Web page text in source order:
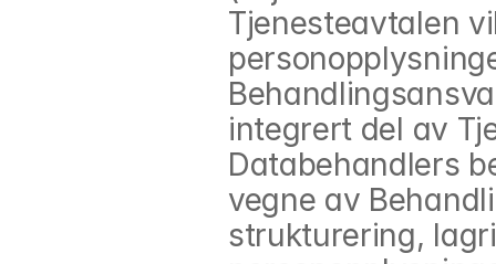
Tjenesteavtalen
integrert del av
Databehandlers
vegne av
strukturering,